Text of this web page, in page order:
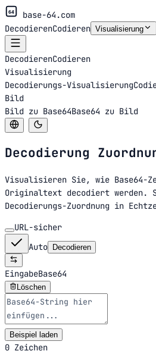
64
base-64.com
DecodierenCodieren Visualisierung
DecodierenCodieren
Visualisierung
Decodierungs-Visualisierung
Bild
Bild zu Base64Base64 zu Bild
Decodierung
Visualisieren Sie, wie Base64-
Originaltext decodiert werden.
Decodierungs-Zuordnung in
URL-sicher
Auto
Decodieren
EingabeBase64
Löschen
Beispiel laden
0 Zeichen